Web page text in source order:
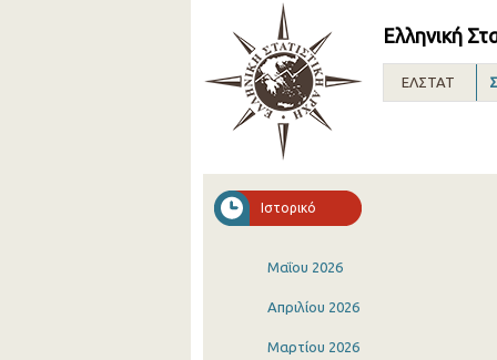
Ελληνική
ΕΛΣΤΑΤ
Ιστορικό
Μαΐου 2026
Απριλίου 2026
Μαρτίου 2026